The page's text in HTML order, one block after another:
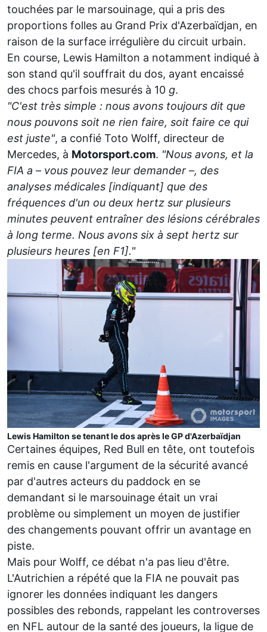
touchées par le marsouinage, qui a pris des
proportions folles au Grand Prix d'Azerbaïdjan, en
raison de la surface irrégulière du circuit urbain.
En course, Lewis Hamilton a notamment indiqué à
son stand qu'il souffrait du dos, ayant encaissé
des chocs parfois mesurés à 10 g.
"C'est très simple : nous avons toujours dit que
nous pouvons soit ne rien faire, soit faire ce qui
est juste", a confié Toto Wolff, directeur de
Mercedes, à Motorsport.com. "Nous avons, et la
FIA a – vous pouvez leur demander –, des
analyses médicales [indiquant] que des
fréquences d'un ou deux hertz sur plusieurs
minutes peuvent entraîner des lésions cérébrales
à long terme. Nous avons six à sept hertz sur
plusieurs heures [en F1]."
Lewis Hamilton se tenant le dos après le GP d'Azerbaïdjan
Certaines équipes, Red Bull en tête, ont toutefois
remis en cause l'argument de la sécurité avancé
par d'autres acteurs du paddock en se
demandant si le marsouinage était un vrai
problème ou simplement un moyen de justifier
des changements pouvant offrir un avantage en
piste.
Mais pour Wolff, ce débat n'a pas lieu d'être.
L'Autrichien a répété que la FIA ne pouvait pas
ignorer les données indiquant les dangers
possibles des rebonds, rappelant les controverses
en NFL autour de la santé des joueurs, la ligue de